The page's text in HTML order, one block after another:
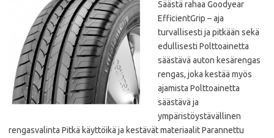
Säästä rahaa Goodyear
EfficientGrip – aja
turvallisesti ja pitkään sekä
edullisesti Polttoainetta
säästävä auton kesärengas
rengas, joka kestää myös
ajamista Polttoainetta
säästävä ja
ympäristöystävällinen
rengasvalinta Pitkä käyttöikä ja kestävät materiaalit Parannettu